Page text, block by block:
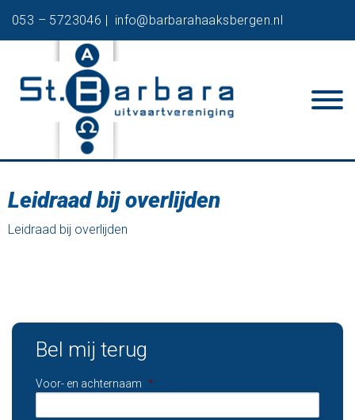
053 – 5723046 | info@barbarahaaksbergen.nl
Leidraad bij overlijden
Leidraad bij overlijden
Bel mij terug
Voor- en achternaam *